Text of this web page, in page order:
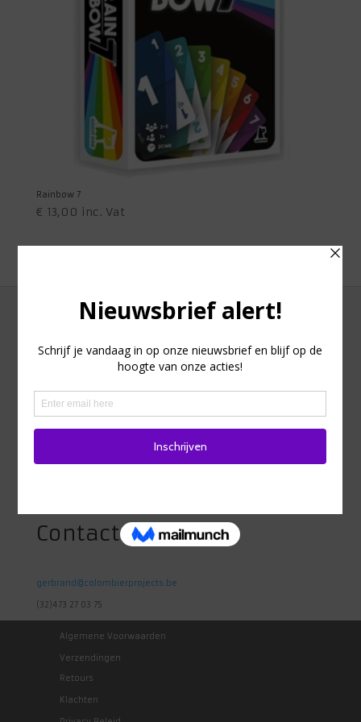
Rainbow 7
€ 13,00 inc. Vat
Adres
Heidestraat 98
Contact
gerbrand@colombierprojects.be
(32)473 27 03 75
Algemene Voorwaarden
Verzendingen
Retours
Klachten